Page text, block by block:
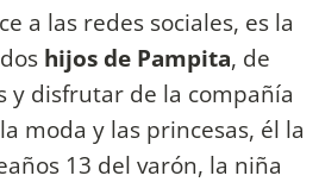
a las redes sociales, es la
hijos de Pampita, de
y disfrutar de la compañía
moda y las princesas, él la
13 del varón, la niña